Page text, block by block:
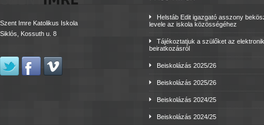
Szent Imre Katolikus Iskola
Siklós, Kossuth u. 8
Helstáb Edit igazgató asszony
levele az iskola közösségéhez
Tájékoztatjuk a szülőket az
beiratkozásról
Beiskolázás 2025/26
Beiskolázás 2025/26
Beiskolázás 2024/25
Beiskolázás 2024/25